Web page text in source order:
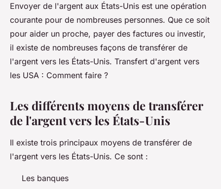
Envoyer de l'argent aux États-Unis est une opération
courante pour de nombreuses personnes. Que ce soit
pour aider un proche, payer des factures ou investir,
il existe de nombreuses façons de transférer de
l'argent vers les États-Unis. Transfert d'argent vers
les USA : Comment faire ?
Les différents moyens de transférer
de l'argent vers les États-Unis
Il existe trois principaux moyens de transférer de
l'argent vers les États-Unis. Ce sont :
Les banques